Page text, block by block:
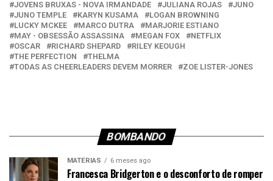
JOVENS BRUXAS - NOVA IRMANDADE
JULIANA ROJAS
JUNO
JUNO TEMPLE
KARYN KUSAMA
LOGAN BROWNING
LUCKY MCKEE
MARCO DUTRA
MARJORIE ESTIANO
MAY - OBSESSÃO ASSASSINA
MEGAN FOX
NETFLIX
OSCAR
RICHARD SHEPARD
RILEY KEOUGH
THE PERFECTION
THELMA
TODAS AS CHEERLEADERS DEVEM MORRER
ZOE LISTER-JONES
BOMBANDO
MATÉRIAS 6 meses ago
Francesca Bridgerton e o desconforto de romper